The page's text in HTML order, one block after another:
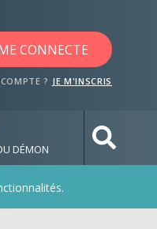
CONNECTE
? JE M'INSCRIS
DÉMON